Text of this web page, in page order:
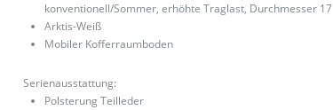
konventionell/Sommer, erhöhte Traglast, Durchmesser 17
Arktis-Weiß
Mobiler Kofferraumboden
Serienausstattung:
Polsterung Teilleder